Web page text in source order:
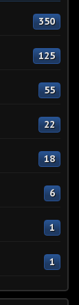
350
125
55
22
18
6
1
1